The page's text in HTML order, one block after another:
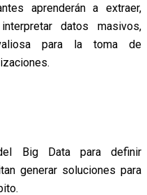
aprenderán a extraer,
datos masivos,
valiosa para la toma de
Big Data para definir
generar soluciones para